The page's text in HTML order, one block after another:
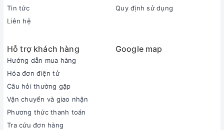
Tin tức
Liên hệ
Quy định sử dụng
Hỗ trợ khách hàng
Hướng dẫn mua hàng
Hóa đơn điện tử
Câu hỏi thường gặp
Vận chuyển và giao nhận
Phương thức thanh toán
Tra cứu đơn hàng
Google map